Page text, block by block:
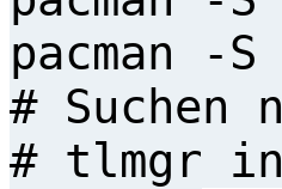
pacman -
# Suchen
# tlmgr